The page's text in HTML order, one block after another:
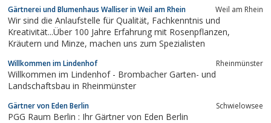
Gärtnerei und Blumenhaus Walliser in Weil am Rhein Weil am Rhein
Wir sind die Anlaufstelle für Qualität, Fachkenntnis und
Kreativität...Über 100 Jahre Erfahrung mit Rosenpflanzen,
Kräutern und Minze, machen uns zum Spezialisten
Willkommen im Lindenhof Rheinmünster
Willkommen im Lindenhof - Brombacher Garten- und
Landschaftsbau in Rheinmünster
Gärtner von Eden Berlin Schwielowsee
PGG Raum Berlin : Ihr Gärtner von Eden Berlin